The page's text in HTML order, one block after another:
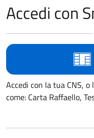
Accedi con
Accedi con la tua CNS,
come: Carta Raffaello,